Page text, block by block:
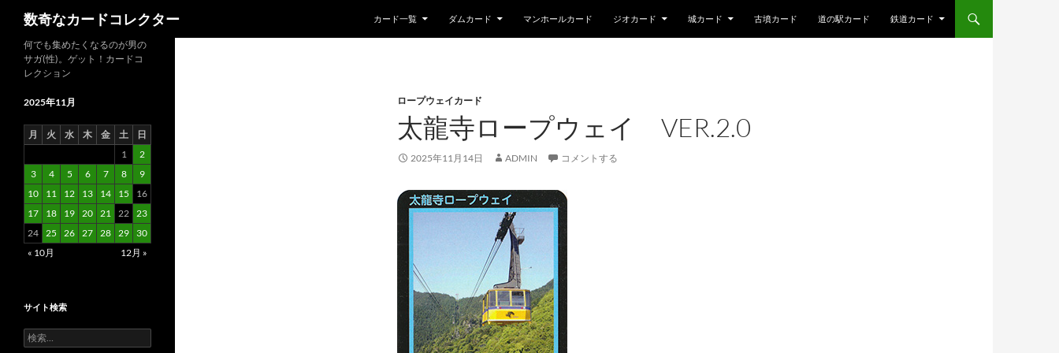
数奇なカードコレクター カード一覧 ダムカード マンホールカード ジオカード 城カード 古墳カード 道の駅カード 鉄道カード
ロープウェイカード
太龍寺ロープウェイ VER.2.0
2025年11月14日 ADMIN コメントする
何でも集めたくなるのが男の
サガ(性)。ゲット！カードコ
レクション
2025年11月
月 火 水 木 金 土
日
1
2
3
4 5 6 7 8
9
10
11 12 13 14 15
16
17
18 19 20 21 22 23
24 25 26 27 28 29
30
« 10月
12月 »
サイト検索
検
索: